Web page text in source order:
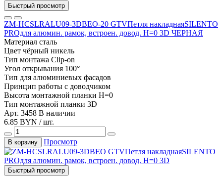
Быстрый просмотр
ZM-HCSLRALU09-3DBEO-20 GTVПетля накладнаяSILENTO
PROдля алюмин. рамок, встроен. довод. Н=0 3D ЧЕРНАЯ
Материал сталь
Цвет чёрный никель
Тип монтажа Clip-on
Угол открывания 100°
Тип для алюминиевых фасадов
Принцип работы с доводчиком
Высота монтажной планки H=0
Тип монтажной планки 3D
Арт. 3458 В наличии
6.85 BYN / шт.
В корзину Просмотр
Быстрый просмотр